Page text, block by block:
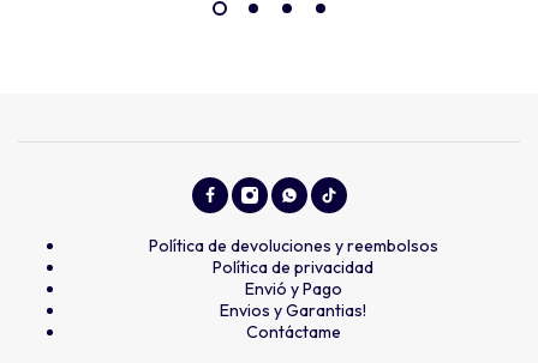
Política de devoluciones y reembolsos
Política de privacidad
Envió y Pago
Envios y Garantias!
Contáctame